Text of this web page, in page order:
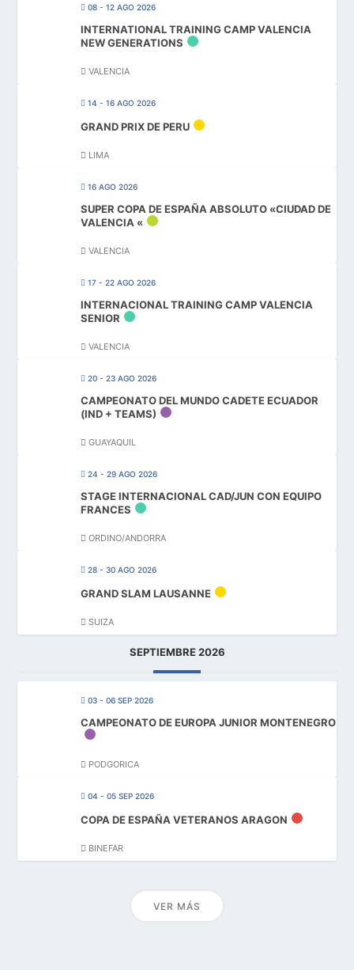
08 - 12 AGO 2026
INTERNATIONAL TRAINING CAMP VALENCIA
NEW GENERATIONS
VALENCIA
14 - 16 AGO 2026
GRAND PRIX DE PERU
LIMA
16 AGO 2026
SUPER COPA DE ESPAÑA ABSOLUTO «CIUDAD DE
VALENCIA «
VALENCIA
17 - 22 AGO 2026
INTERNACIONAL TRAINING CAMP VALENCIA
SENIOR
VALENCIA
20 - 23 AGO 2026
CAMPEONATO DEL MUNDO CADETE ECUADOR
(IND + TEAMS)
GUAYAQUIL
24 - 29 AGO 2026
STAGE INTERNACIONAL CAD/JUN CON EQUIPO
FRANCES
ORDINO/ANDORRA
28 - 30 AGO 2026
GRAND SLAM LAUSANNE
SUIZA
SEPTIEMBRE 2026
03 - 06 SEP 2026
CAMPEONATO DE EUROPA JUNIOR MONTENEGRO
PODGORICA
04 - 05 SEP 2026
COPA DE ESPAÑA VETERANOS ARAGON
BINEFAR
VER MÁS